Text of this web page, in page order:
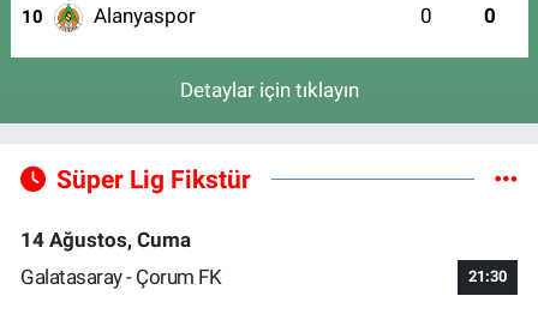
10 Alanyaspor 0 0
Detaylar için tıklayın
Süper Lig Fikstür
14 Ağustos, Cuma
Galatasaray - Çorum FK
21:30